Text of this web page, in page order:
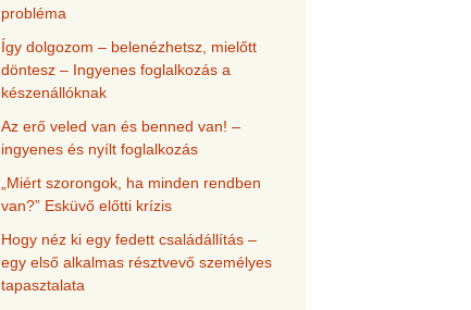
probléma
Így dolgozom – belenézhetsz, mielőtt
döntesz – Ingyenes foglalkozás a
készenállóknak
Az erő veled van és benned van! –
ingyenes és nyílt foglalkozás
„Miért szorongok, ha minden rendben
van?” Esküvő előtti krízis
Hogy néz ki egy fedett családállítás –
egy első alkalmas résztvevő személyes
tapasztalata